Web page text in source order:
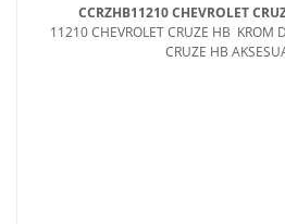
CCRZHB11210 CHEVROLET
11210 CHEVROLET CRUZE HB KROM
CRUZE HB